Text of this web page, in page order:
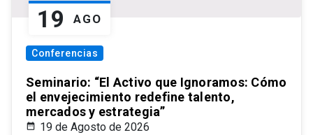
19 AGO
Conferencias
Seminario: “El Activo que Ignoramos: Cómo
el envejecimiento redefine talento,
mercados y estrategia”
19 de Agosto de 2026